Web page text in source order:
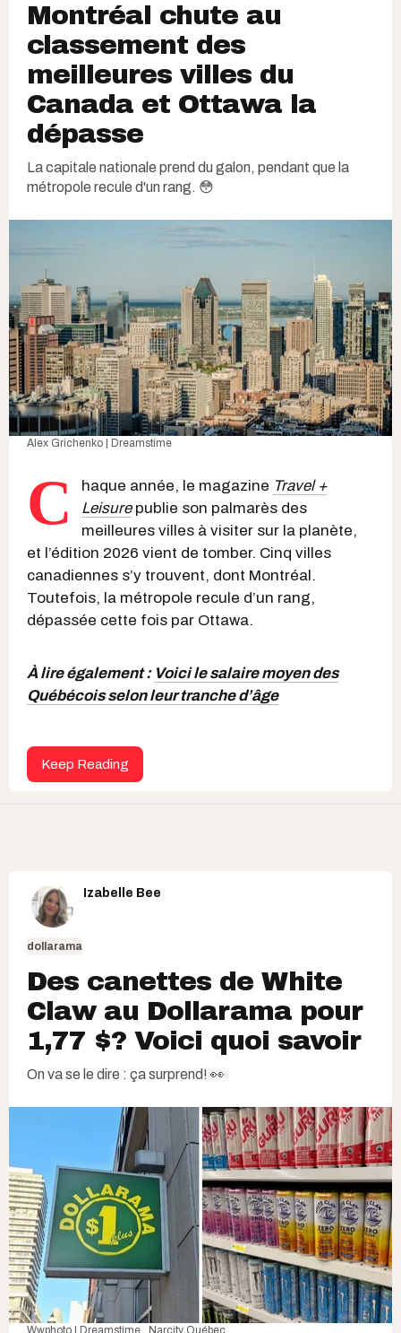
Montréal chute au
classement des
meilleures villes du
Canada et Ottawa la
dépasse
La capitale nationale prend du galon, pendant que la
métropole recule d'un rang. 😳
Alex Grichenko | Dreamstime
C haque année, le magazine Travel +
Leisurepublie son palmarès des
meilleures villes à visiter sur la planète,
et l’édition 2026 vient de tomber. Cinq villes
canadiennes s’y trouvent, dont Montréal.
Toutefois, la métropole recule d’un rang,
dépassée cette fois par Ottawa.
À lire également : Voici le salaire moyen des
Québécois selon leur tranche d’âge
Keep Reading
Izabelle Bee
dollarama
Des canettes de White
Claw au Dollarama pour
1,77 $? Voici quoi savoir
On va se le dire : ça surprend! 👀
Wwphoto | Dreamstime , Narcity Québec